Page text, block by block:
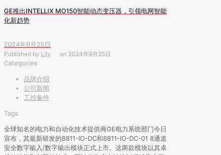
GE推出INTELLIX MO150智能动态变压器，引领电网智能
化新趋势
2024年9月25日
Published by Lily on 2024年9月25日
Categories
品牌介绍
公司新闻
工控备件
Tags
全球知名的电力和自动化技术提供商GE电力系统部门今日
宣布，其最新研发的8811-IO-DC和8811-IO-DC-01 8通道
安全数字输入/数字输出模块正式上市。这两款模块以其卓